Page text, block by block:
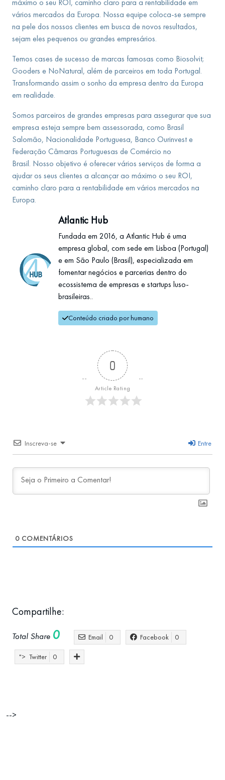
máximo o seu ROI, caminho claro para a rentabilidade em
vários mercados da Europa. Nossa equipe coloca-se sempre
na pele dos nossos clientes em busca de novos resultados,
sejam eles pequenos ou grandes empresários.
Temos cases de sucesso de marcas famosas como Biosolvit;
Gooders e NoNatural, além de parceiros em toda Portugal.
Transformando assim o sonho da empresa dentro da Europa
em realidade.
Somos parceiros de grandes empresas para assegurar que sua
empresa esteja sempre bem assessorada, como Brasil
Salomão, Nacionalidade Portuguesa, Banco Ourinvest e
Federação Câmaras Portuguesas de Comércio no
Brasil. Nosso objetivo é oferecer vários serviços de forma a
ajudar os seus clientes a alcançar ao máximo o seu ROI,
caminho claro para a rentabilidade em vários mercados na
Europa.
Atlantic Hub
Fundada em 2016, a Atlantic Hub é uma
empresa global, com sede em Lisboa (Portugal)
e em São Paulo (Brasil), especializada em
fomentar negócios e parcerias dentro do
ecossistema de empresas e startups luso-
brasileiras..
Conteúdo criado por humano
0
Article Rating
Inscreva-se Entre
0 COMENTÁRIOS
Compartilhe:
Total Share 0 Email 0 Facebook 0
"> Twitter 0
-->